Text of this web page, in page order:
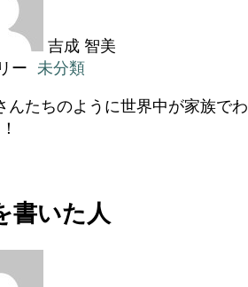
吉成 智美
ー 未分類
たちのように世界中が家族で
書いた人